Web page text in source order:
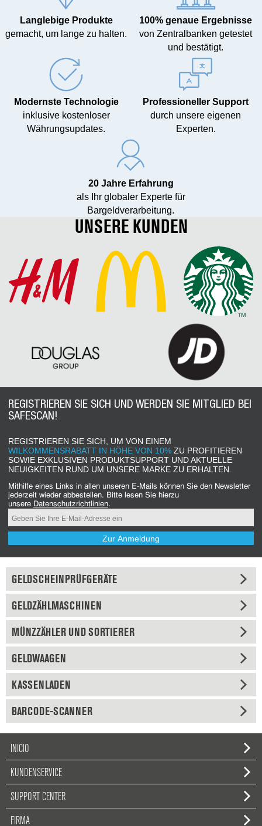
Langlebige Produkte
gemacht, um lange zu halten.
100% genaue Ergebnisse
von Zentralbanken getestet
und bestätigt.
Modernste Technologie
inklusive kostenloser
Währungsupdates.
Professioneller Support
durch unsere eigenen
Experten.
20 Jahre Erfahrung
als Ihr globaler Experte für
Bargeldverarbeitung.
UNSERE KUNDEN
REGISTRIEREN SIE SICH UND WERDEN SIE MITGLIED BEI
SAFESCAN!
REGISTRIEREN SIE SICH, UM VON EINEM
WILKOMMENSRABATT IN HÖHE VON 10% ZU PROFITIEREN
SOWIE EXKLUSIVEN PRODUKTSUPPORT UND AKTUELLE
NEUIGKEITEN RUND UM UNSERE MARKE ZU ERHALTEN.
Mithilfe eines Links in allen unseren E-Mails können Sie den Newsletter
jederzeit wieder abbestellen. Bitte lesen Sie hierzu
unsere Datenschutzrichtlinien.
Zur Anmeldung
GELDSCHEINPRÜFGERÄTE
GELDZÄHLMASCHINEN
MÜNZZÄHLER UND SORTIERER
GELDWAAGEN
KASSENLADEN
BARCODE-SCANNER
INICIO
KUNDENSERVICE
SUPPORT CENTER
FIRMA